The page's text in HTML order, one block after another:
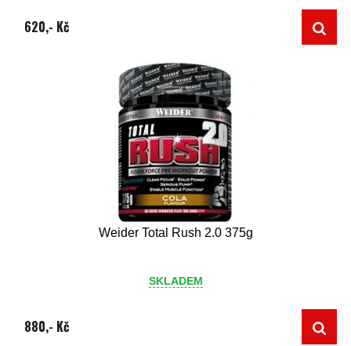
620,- Kč
Weider Total Rush 2.0 375g
SKLADEM
880,- Kč